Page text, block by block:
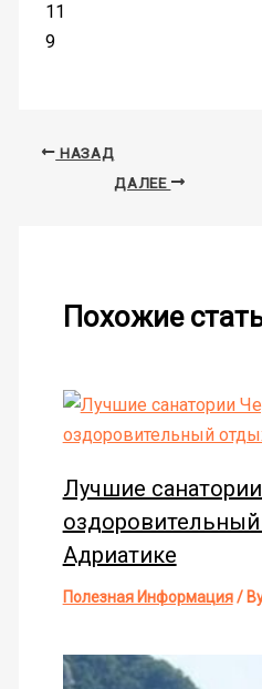
11
9
НАЗАД
ДАЛЕЕ
Похожие
Лучшие
Адриатике
Полезная Информация/